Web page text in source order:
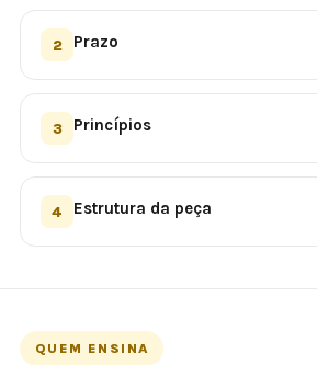
2 Prazo
3 Princípios
4 Estrutura da peça
QUEM ENSINA